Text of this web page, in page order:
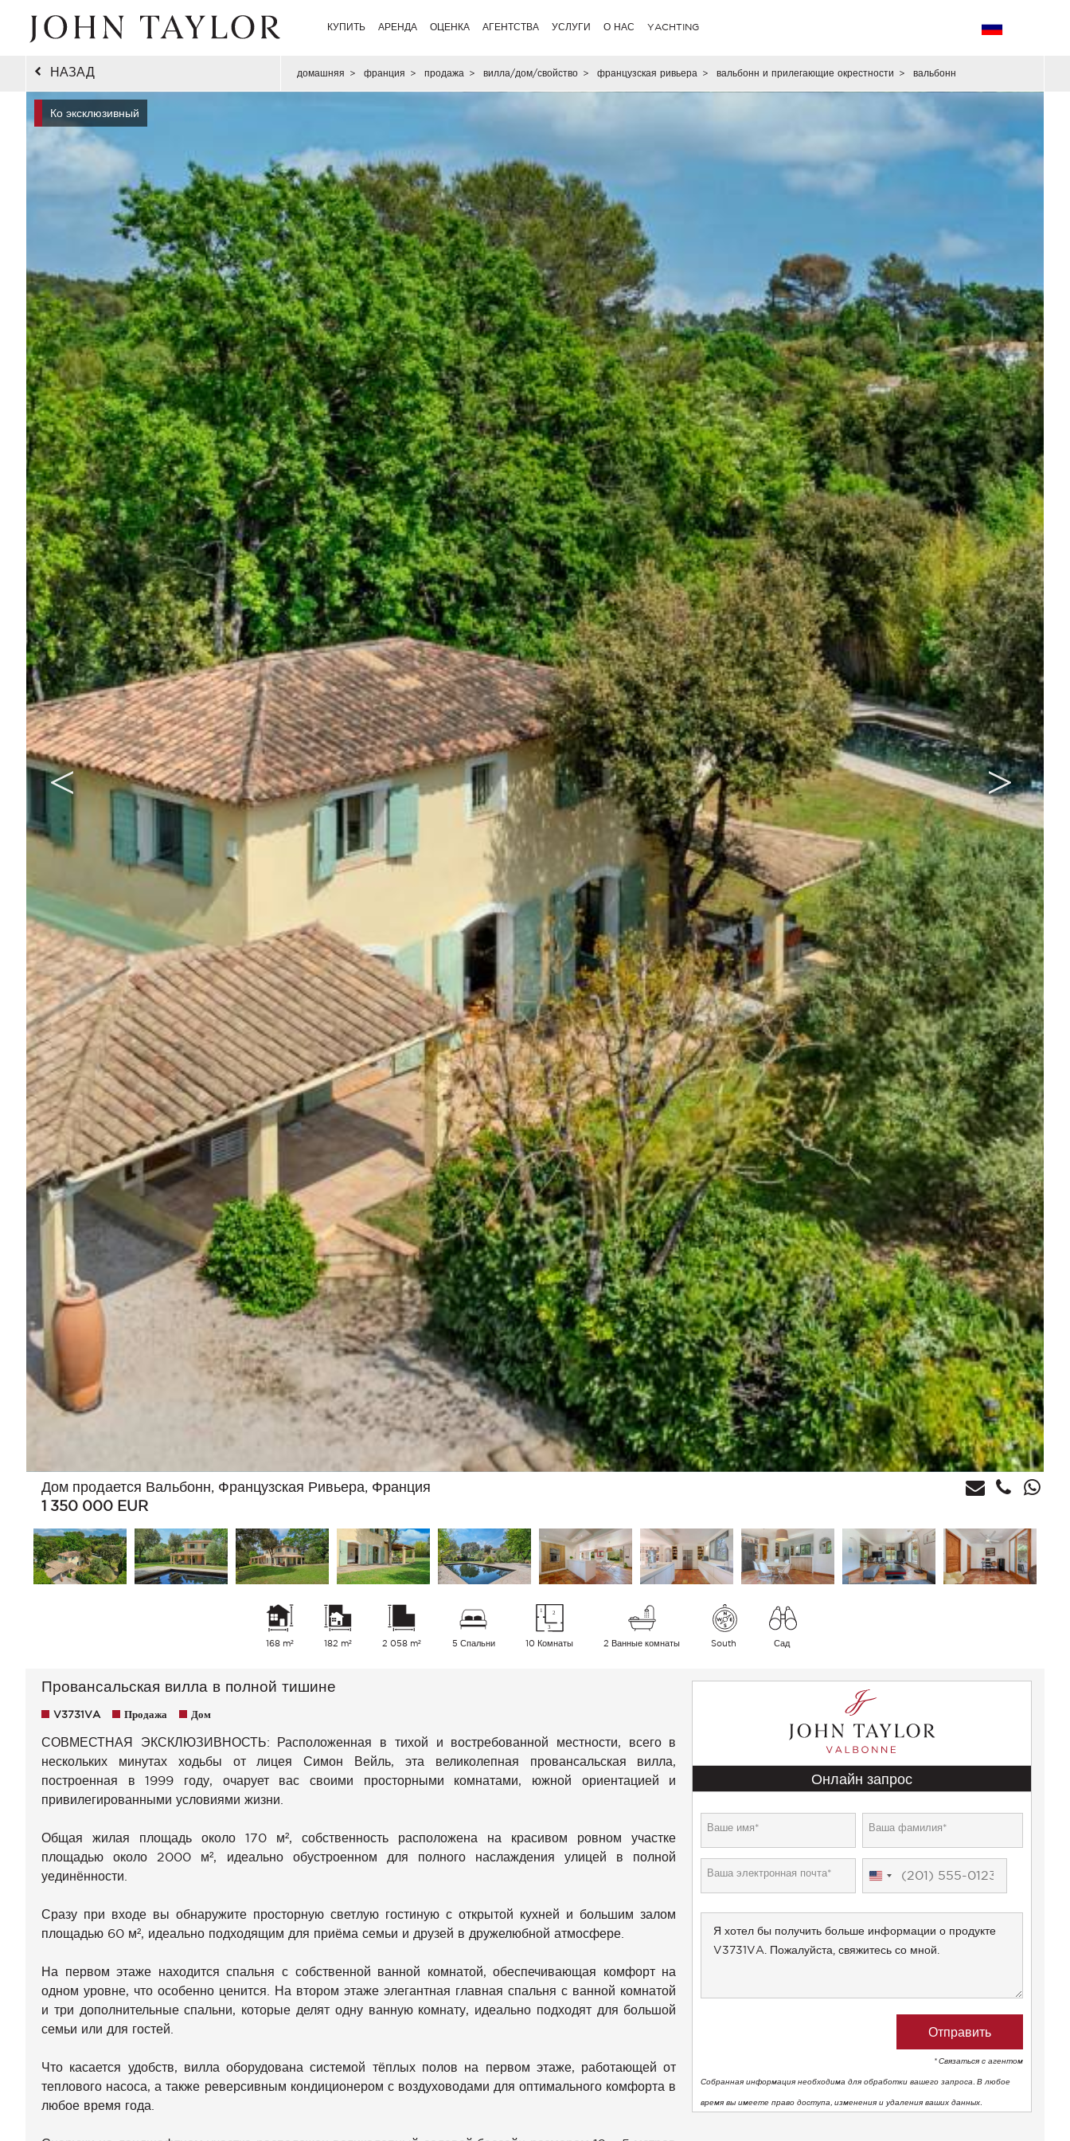
КУПИТЬ АРЕНДА ОЦЕНКА АГЕНТСТВА УСЛУГИ О НАС YACHTING
НАЗАД домашняя > франция > продажа > вилла/дом/свойство > французская ривьера > вальбонн и прилегающие окрестности > вальбонн
Ко эксклюзивный
Дом продается Вальбонн, Французская Ривьера, Франция
1 350 000 EUR
168 m² 182 m² 2 058 m² 5 Спальни 10 Комнаты 2 Ванные комнаты South Сад
Провансальская вилла в полной тишине
V3731VA Продажа Дом
СОВМЕСТНАЯ ЭКСКЛЮЗИВНОСТЬ: Расположенная в тихой и востребованной местности, всего в
нескольких минутах ходьбы от лицея Симон Вейль, эта великолепная провансальская вилла,
построенная в 1999 году, очарует вас своими просторными комнатами, южной ориентацией и
привилегированными условиями жизни.
Общая жилая площадь около 170 м², собственность расположена на красивом ровном участке
площадью около 2000 м², идеально обустроенном для полного наслаждения улицей в полной
уединённости.
Сразу при входе вы обнаружите просторную светлую гостиную с открытой кухней и большим залом
площадью 60 м², идеально подходящим для приёма семьи и друзей в дружелюбной атмосфере.
На первом этаже находится спальня с собственной ванной комнатой, обеспечивающая комфорт на
одном уровне, что особенно ценится. На втором этаже элегантная главная спальня с ванной комнатой
и три дополнительные спальни, которые делят одну ванную комнату, идеально подходят для большой
семьи или для гостей.
Что касается удобств, вилла оборудована системой тёплых полов на первом этаже, работающей от
теплового насоса, а также реверсивным кондиционером с воздуховодами для оптимального комфорта в
любое время года.
Онлайн запрос
United
* Связаться с агентом
Собранная информация необходима для обработки вашего запроса. В любое
время вы имеете право доступа, изменения и удаления ваших данных.